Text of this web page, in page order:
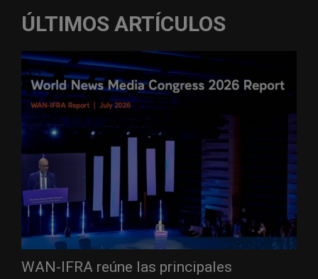
ÚLTIMOS ARTÍCULOS
WAN-IFRA reúne las principales